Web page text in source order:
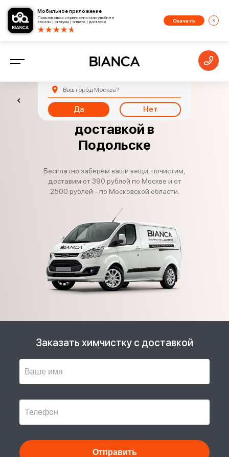
Мобильное приложение
Пользоваться сервисами стало удобнее
заказы | статусы | оплата | доставка
Скачать
Ваш город Москва?
Да Нет
Химчистка с
доставкой в
Подольске
Бесплатно заберем ваши вещи, почистим,
доставим от 390 рублей по Москве и от
2500 рублей - по Московской области.
Заказать химчистку с доставкой